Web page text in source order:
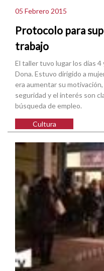
05 Febrero 2015
Protocolo para
trabajo
El taller tuvo lugar los días 4
Dona. Estuvo dirigido a
era aumentar su
seguridad y el interés son
búsqueda de empleo.
Cultura